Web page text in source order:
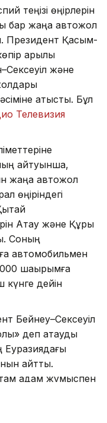
теңізі өңірлерін
бар жаңа автожол
Президент Қасым-
арқылы
және
қатысты. Бұл
Телевизия
айтуынша,
жаңа автожол
өңіріндегі
Ақтау және Құрық
Соның
автомобильмен
шақырымға
күнге дейін
Бейнеу–Сексеуіл
деп атауды
Еуразиядағы
айтты.
адам жұмыспен